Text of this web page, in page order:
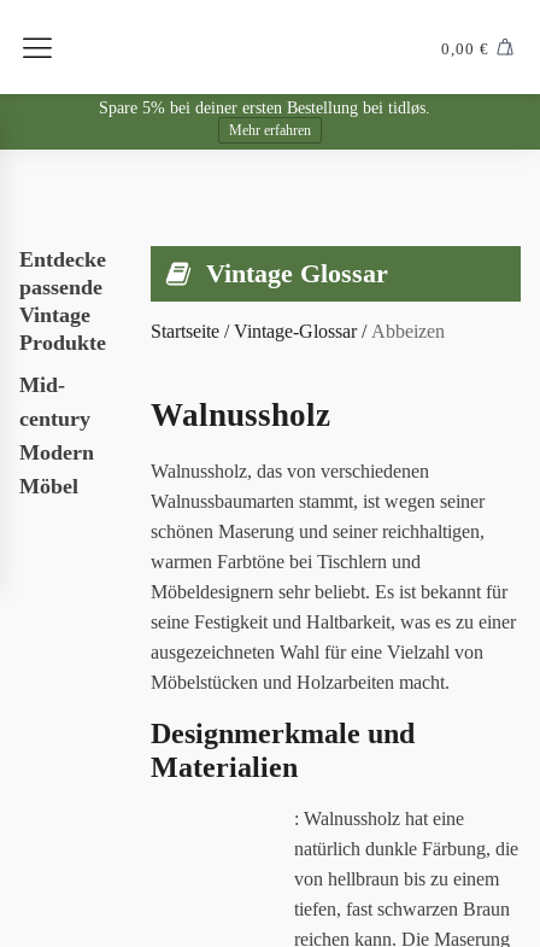
0,00 €
Spare 5% bei deiner ersten Bestellung bei tidløs.
Mehr erfahren
Entdecke
passende
Vintage
Produkte
Mid-
century
Modern
Möbel
Vintage Glossar
Startseite /Vintage-Glossar/ Abbeizen
Walnussholz
Walnussholz, das von verschiedenen
Walnussbaumarten stammt, ist wegen seiner
schönen Maserung und seiner reichhaltigen,
warmen Farbtöne bei Tischlern und
Möbeldesignern sehr beliebt. Es ist bekannt für
seine Festigkeit und Haltbarkeit, was es zu einer
ausgezeichneten Wahl für eine Vielzahl von
Möbelstücken und Holzarbeiten macht.
Designmerkmale und
Materialien
: Walnussholz hat eine
natürlich dunkle Färbung, die
von hellbraun bis zu einem
tiefen, fast schwarzen Braun
reichen kann. Die Maserung